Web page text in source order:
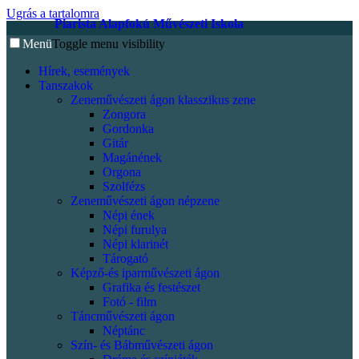
Ugrás a tartalomra
Piarista Alapfokú Művészeti Iskola
MenüToggle menu visibility
Hírek, események
Tanszakok
Zeneművészeti ágon klasszikus zene
Zongora
Gordonka
Gitár
Magánének
Orgona
Szolfézs
Zeneművészeti ágon népzene
Népi ének
Népi furulya
Népi klarinét
Tárogató
Képző-és iparművészeti ágon
Grafika és festészet
Fotó - film
Táncművészeti ágon
Néptánc
Szín- és Bábművészeti ágon